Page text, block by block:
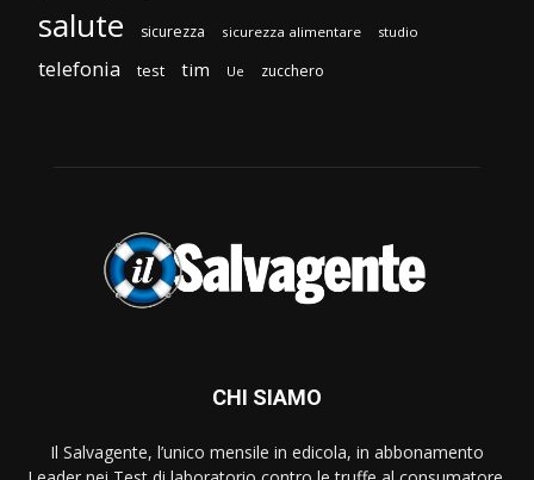
salute sicurezza sicurezza alimentare studio
telefonia test tim Ue zucchero
CHI SIAMO
Il Salvagente, l’unico mensile in edicola, in abbonamento